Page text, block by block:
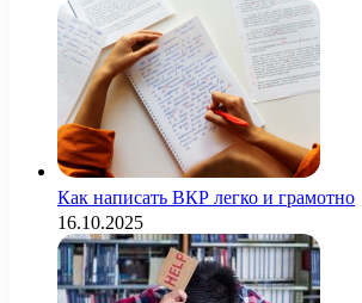
Как написать ВКР легко и грамотно
16.10.2025